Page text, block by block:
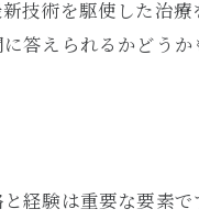
安心して通
プロが推奨
地域密着型
技術を駆使した治
答えられるかどう
経験は重要な要素